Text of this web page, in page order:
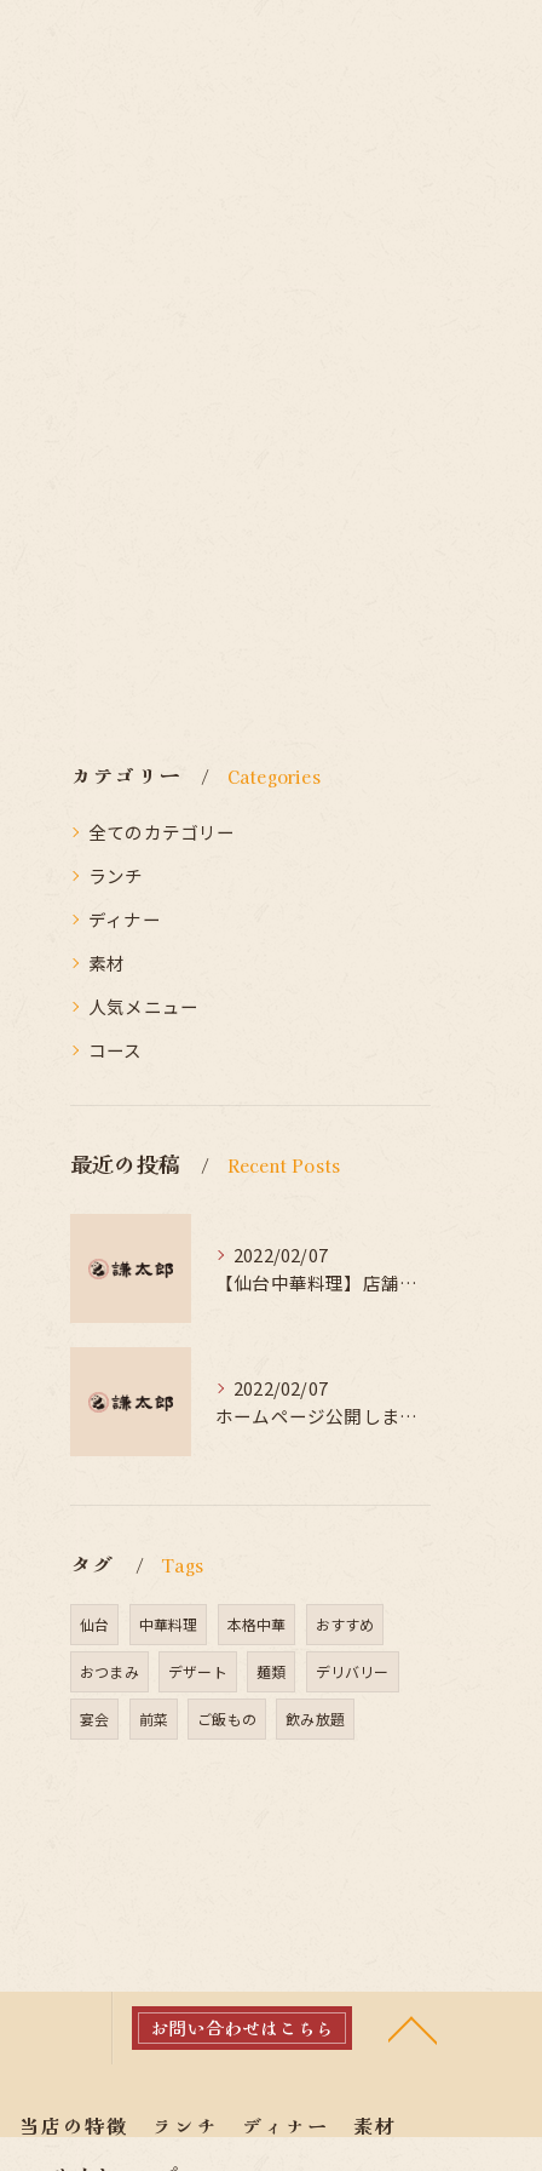
カテゴリー Categories
全てのカテゴリー
ランチ
ディナー
素材
人気メニュー
コース
最近の投稿 Recent Posts
2022/02/07
【仙台中華料理】店舗紹介｜中華 謙太郎
2022/02/07
ホームページ公開しました。
タグ Tags
仙台 中華料理 本格中華 おすすめ
おつまみ デザート 麺類 デリバリー
宴会 前菜 ご飯もの 飲み放題
お問い合わせはこちら
当店の特徴 ランチ ディナー
素材